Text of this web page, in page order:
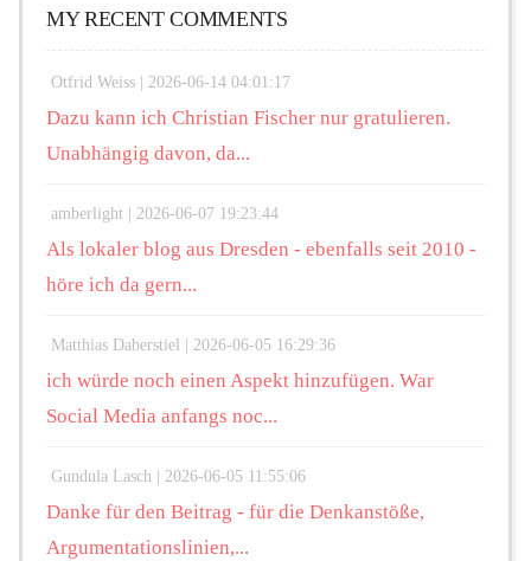
MY RECENT COMMENTS
Otfrid Weiss | 2026-06-14 04:01:17
Dazu kann ich Christian Fischer nur gratulieren.
Unabhängig davon, da...
amberlight | 2026-06-07 19:23:44
Als lokaler blog aus Dresden - ebenfalls seit 2010 -
höre ich da gern...
Matthias Daberstiel | 2026-06-05 16:29:36
ich würde noch einen Aspekt hinzufügen. War
Social Media anfangs noc...
Gundula Lasch | 2026-06-05 11:55:06
Danke für den Beitrag - für die Denkanstöße,
Argumentationslinien,...